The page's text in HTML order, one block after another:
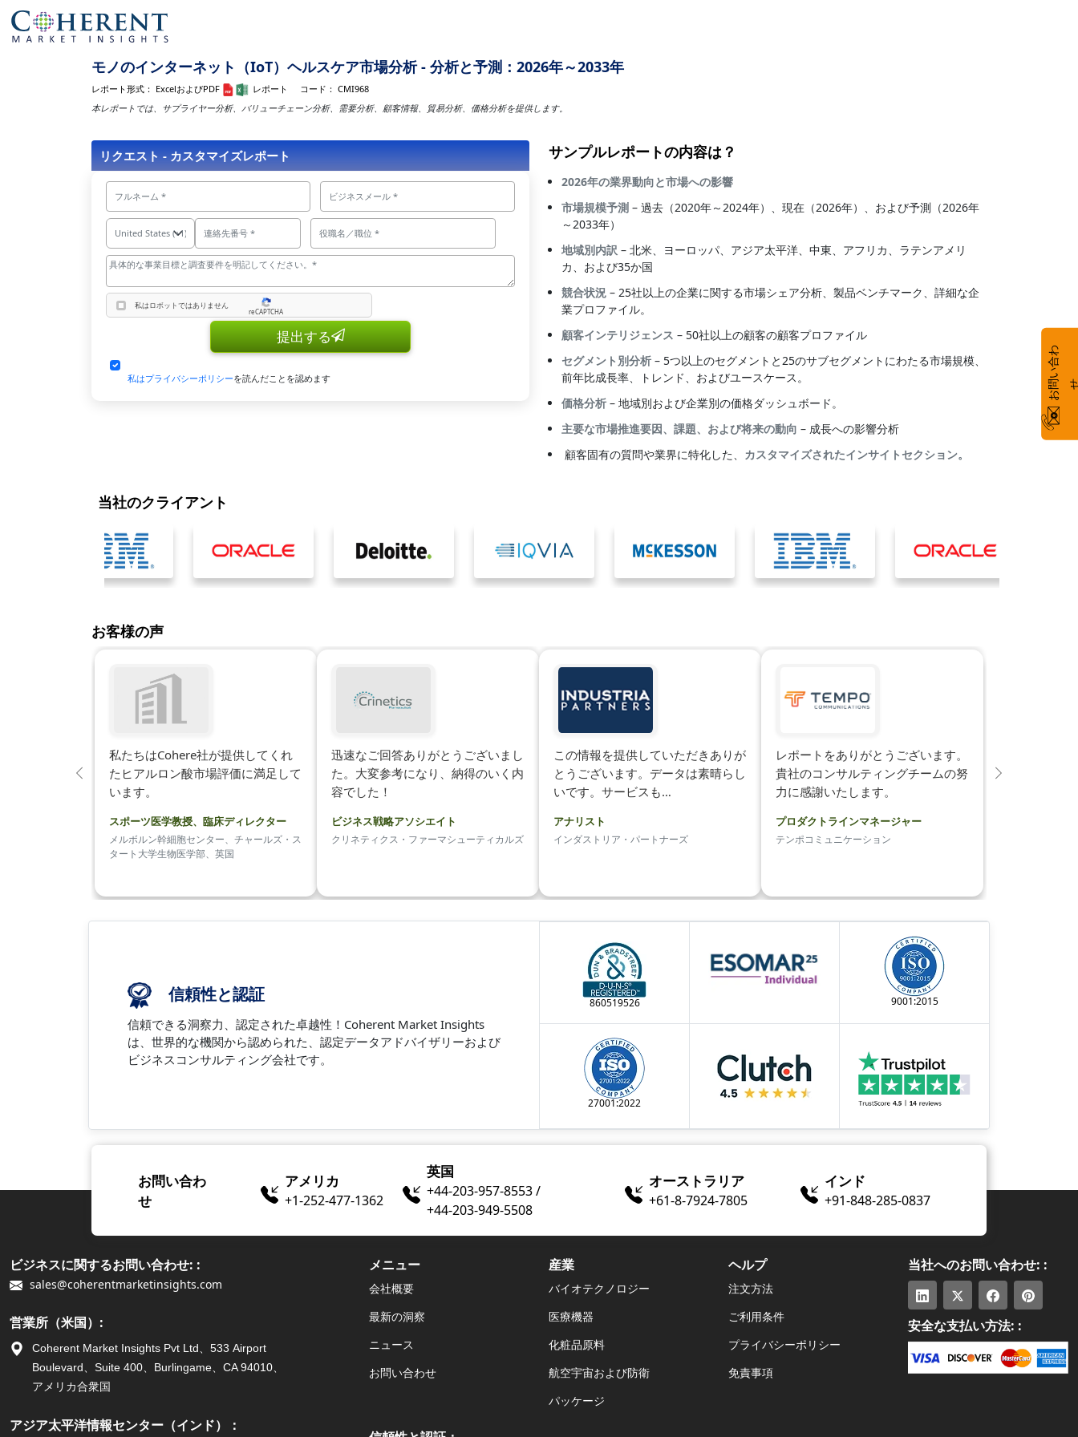
モノのインターネット（IoT）ヘルスケア市場分析 - 分析と予測：2026年～2033年
レポート形式： ExcelおよびPDF レポート コード： CMI968
本レポートでは、サプライヤー分析、バリューチェーン分析、需要分析、顧客情報、貿易分析、価格分析を提供します。
リクエスト - カスタマイズレポート
私はロボットではありません
私はロボットではありません
reCAPTCHA
提出する
私はプライバシーポリシーを読んだことを認めます
サンプルレポートの内容は？
2026年の業界動向と市場への影響
市場規模予測 – 過去（2020年～2024年）、現在（2026年）、および予測（2026年
～2033年）
地域別内訳 – 北米、ヨーロッパ、アジア太平洋、中東、アフリカ、ラテンアメリ
カ、および35か国
競合状況 – 25社以上の企業に関する市場シェア分析、製品ベンチマーク、詳細な企
業プロファイル。
顧客インテリジェンス – 50社以上の顧客の顧客プロファイル
セグメント別分析 – 5つ以上のセグメントと25のサブセグメントにわたる市場規模、
前年比成長率、トレンド、およびユースケース。
価格分析 – 地域別および企業別の価格ダッシュボード。
主要な市場推進要因、課題、および将来の動向 – 成長への影響分析
顧客固有の質問や業界に特化した、 カスタマイズされたインサイトセクション。
当社のクライアント
お客様の声
私たちはCohere社が提供してくれ
たヒアルロン酸市場評価に満足して
います。
スポーツ医学教授、臨床ディレクター
メルボルン幹細胞センター、チャールズ・ス
タート大学生物医学部、英国
迅速なご回答ありがとうございまし
た。大変参考になり、納得のいく内
容でした！
ビジネス戦略アソシエイト
クリネティクス・ファーマシューティカルズ
この情報を提供していただきありが
とうございます。データは素晴らし
いです。サービスも…
アナリスト
インダストリア・パートナーズ
レポートをありがとうございます。
貴社のコンサルティングチームの努
力に感謝いたします。
プロダクトラインマネージャー
テンポコミュニケーション
前
次
信頼性と認証
信頼できる洞察力、認定された卓越性！Coherent Market Insights
は、世界的な機関から認められた、認定データアドバイザリーおよび
ビジネスコンサルティング会社です。
860519526 9001:2015
27001:2022
お問い合わ
せ
アメリカ
+1-252-477-1362
英国
+44-203-957-8553 /
+44-203-949-5508
オーストラリア
+61-8-7924​​-7805
インド
+91-848-285-0837
ビジネスに関するお問い合わせ: :
sales@coherentmarketinsights.com
営業所（米国）:
Coherent Market Insights Pvt Ltd、533 Airport
Boulevard、Suite 400、Burlingame、CA 94010、
アメリカ合衆国
アジア太平洋情報センター（インド）：
メニュー
会社概要
最新の洞察
ニュース
お問い合わせ
産業
バイオテクノロジー
医療機器
化粧品原料
航空宇宙および防衛
パッケージ
ヘルプ
注文方法
ご利用条件
プライバシーポリシー
免責事項
当社へのお問い合わせ: :
安全な支払い方法: :
お
い
合
わ